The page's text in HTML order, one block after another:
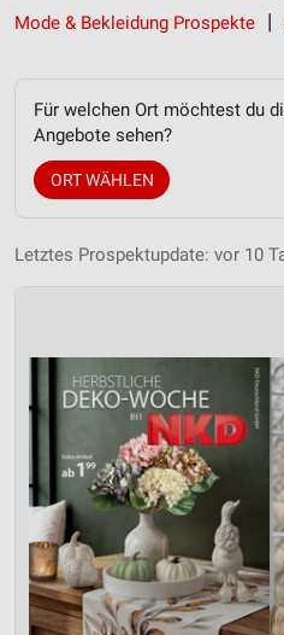
Mode & Bekleidung Prospekte
Für welchen Ort möchtest du
Angebote sehen?
ORT WÄHLEN
Letztes Prospektupdate: vor 10